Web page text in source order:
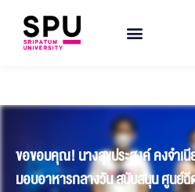
ขอขอบคุณ! นางสุขประสงค์ คงจำเนี
มอบอาหารกลางวัน สนับสนุน ศูนย์